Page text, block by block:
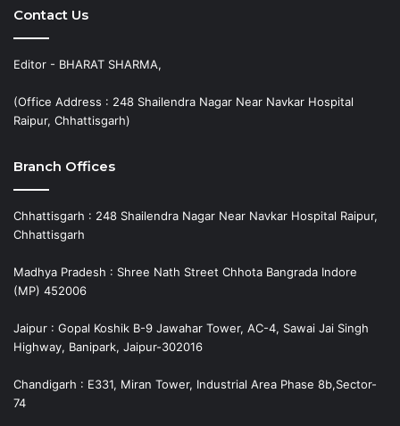
Contact Us
Editor - BHARAT SHARMA,
(Office Address : 248 Shailendra Nagar Near Navkar Hospital
Raipur, Chhattisgarh)
Branch Offices
Chhattisgarh : 248 Shailendra Nagar Near Navkar Hospital Raipur,
Chhattisgarh
Madhya Pradesh : Shree Nath Street Chhota Bangrada Indore
(MP) 452006
Jaipur : Gopal Koshik B-9 Jawahar Tower, AC-4, Sawai Jai Singh
Highway, Banipark, Jaipur-302016
Chandigarh : E331, Miran Tower, Industrial Area Phase 8b,Sector-
74